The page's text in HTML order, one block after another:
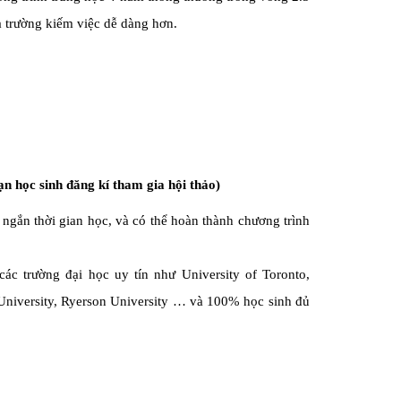
kiếm việc dễ dàng hơn.
học sinh đăng kí tham gia hội thảo)
thời gian học, và có thể hoàn thành chương trình
trường đại học uy tín như University of Toronto,
Ryerson University … và 100% học sinh đủ